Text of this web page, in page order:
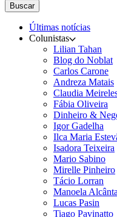
Buscar
Últimas notícias
Colunistas
Lilian Tahan
Blog do Noblat
Carlos Carone
Andreza Matais
Claudia
Fábia Oliveira
Dinheiro &
Igor Gadelha
Ilca Maria
Isadora Teixeira
Mario Sabino
Mirelle Pinheiro
Tácio Lorran
Manoela
Lucas Pasin
Tiago Pavinatto